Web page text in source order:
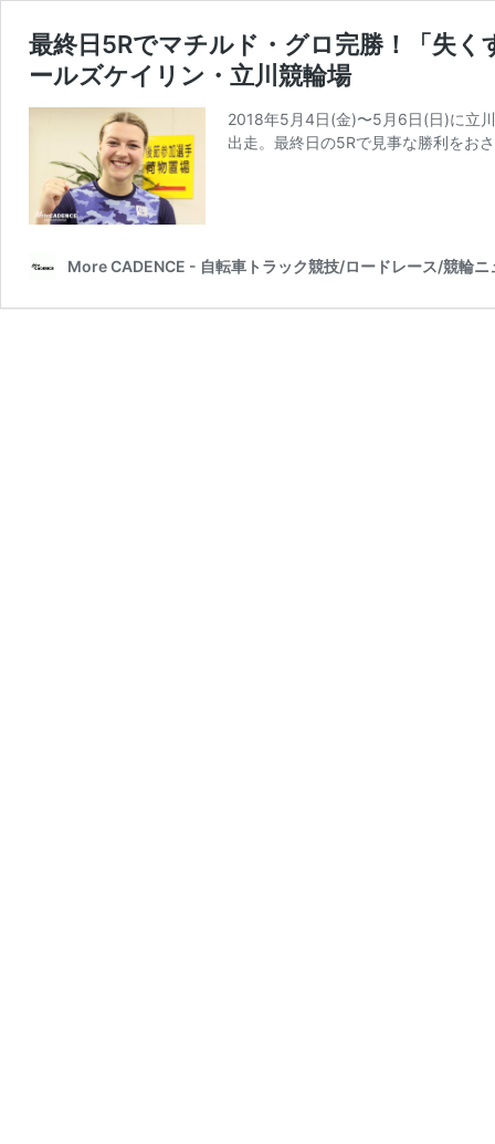
最終日5Rでマチルド・グロ完勝！「失
ールズケイリン・立川競輪場
2018年5月4日(金)〜5月6日(日)に立
出走。最終日の5Rで見事な勝利をお
More CADENCE - 自転車トラック競技/ロードレース/競輪ニ